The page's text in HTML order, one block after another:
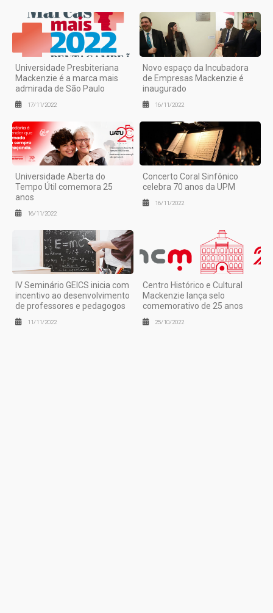
Universidade Presbiteriana
Mackenzie é a marca mais
admirada de São Paulo
17/11/2022
Novo espaço da Incubadora
de Empresas Mackenzie é
inaugurado
16/11/2022
Universidade Aberta do
Tempo Útil comemora 25
anos
16/11/2022
Concerto Coral Sinfônico
celebra 70 anos da UPM
16/11/2022
IV Seminário GEICS inicia com
incentivo ao desenvolvimento
de professores e pedagogos
11/11/2022
Centro Histórico e Cultural
Mackenzie lança selo
comemorativo de 25 anos
25/10/2022